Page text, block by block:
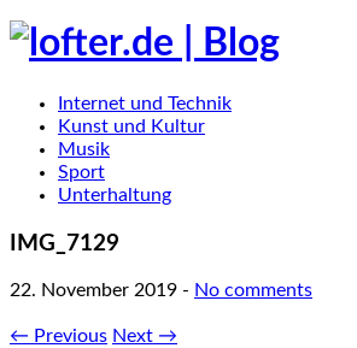
Internet und Technik
Kunst und Kultur
Musik
Sport
Unterhaltung
IMG_7129
22. November 2019 - No comments
← Previous Next →